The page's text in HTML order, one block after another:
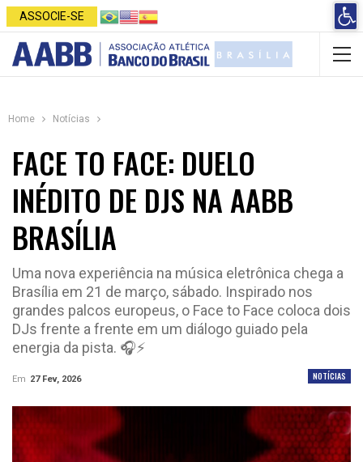
ASSOCIE-SE
Home Notícias
FACE TO FACE: DUELO
INÉDITO DE DJS NA AABB
BRASÍLIA
Uma nova experiência na música eletrônica chega a
Brasília em 21 de março, sábado. Inspirado nos
grandes palcos europeus, o Face to Face coloca dois
DJs frente a frente em um diálogo guiado pela
energia da pista. 🎧⚡
NOTÍCIAS
Em 27 Fev, 2026